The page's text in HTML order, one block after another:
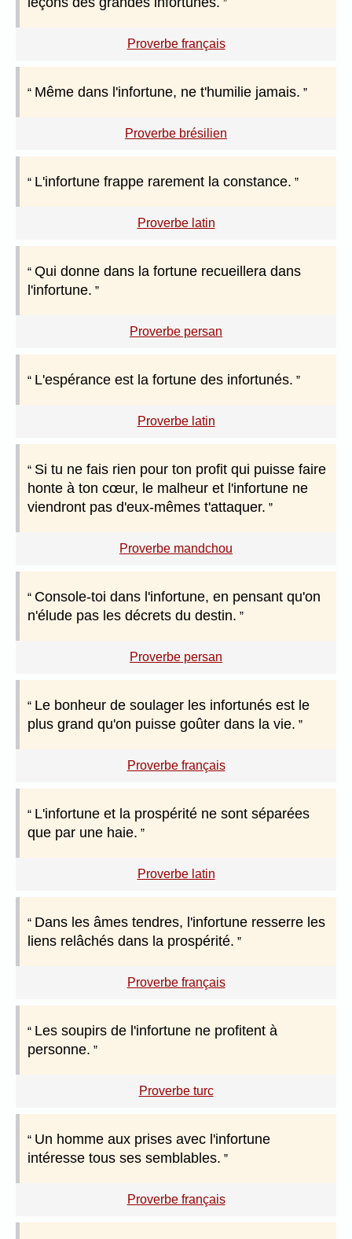
Proverbe français
Même dans l'infortune, ne t'humilie jamais.
Proverbe brésilien
L'infortune frappe rarement la constance.
Proverbe latin
Qui donne dans la fortune recueillera dans
l'infortune.
Proverbe persan
L'espérance est la fortune des infortunés.
Proverbe latin
Si tu ne fais rien pour ton profit qui puisse faire
honte à ton cœur, le malheur et l'infortune ne
viendront pas d'eux-mêmes t'attaquer.
Proverbe mandchou
Console-toi dans l'infortune, en pensant qu'on
n'élude pas les décrets du destin.
Proverbe persan
Le bonheur de soulager les infortunés est le
plus grand qu'on puisse goûter dans la vie.
Proverbe français
L'infortune et la prospérité ne sont séparées
que par une haie.
Proverbe latin
Dans les âmes tendres, l'infortune resserre les
liens relâchés dans la prospérité.
Proverbe français
Les soupirs de l'infortune ne profitent à
personne.
Proverbe turc
Un homme aux prises avec l'infortune
intéresse tous ses semblables.
Proverbe français